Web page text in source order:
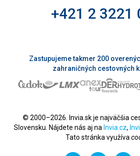
+421 2 3221
Zastupujeme takmer 200
zahraničných cestovných
© 2000–2026. Invia.sk je najväčšia
Slovensku. Nájdete nás aj na Invia.cz,
Tato stránka využíva